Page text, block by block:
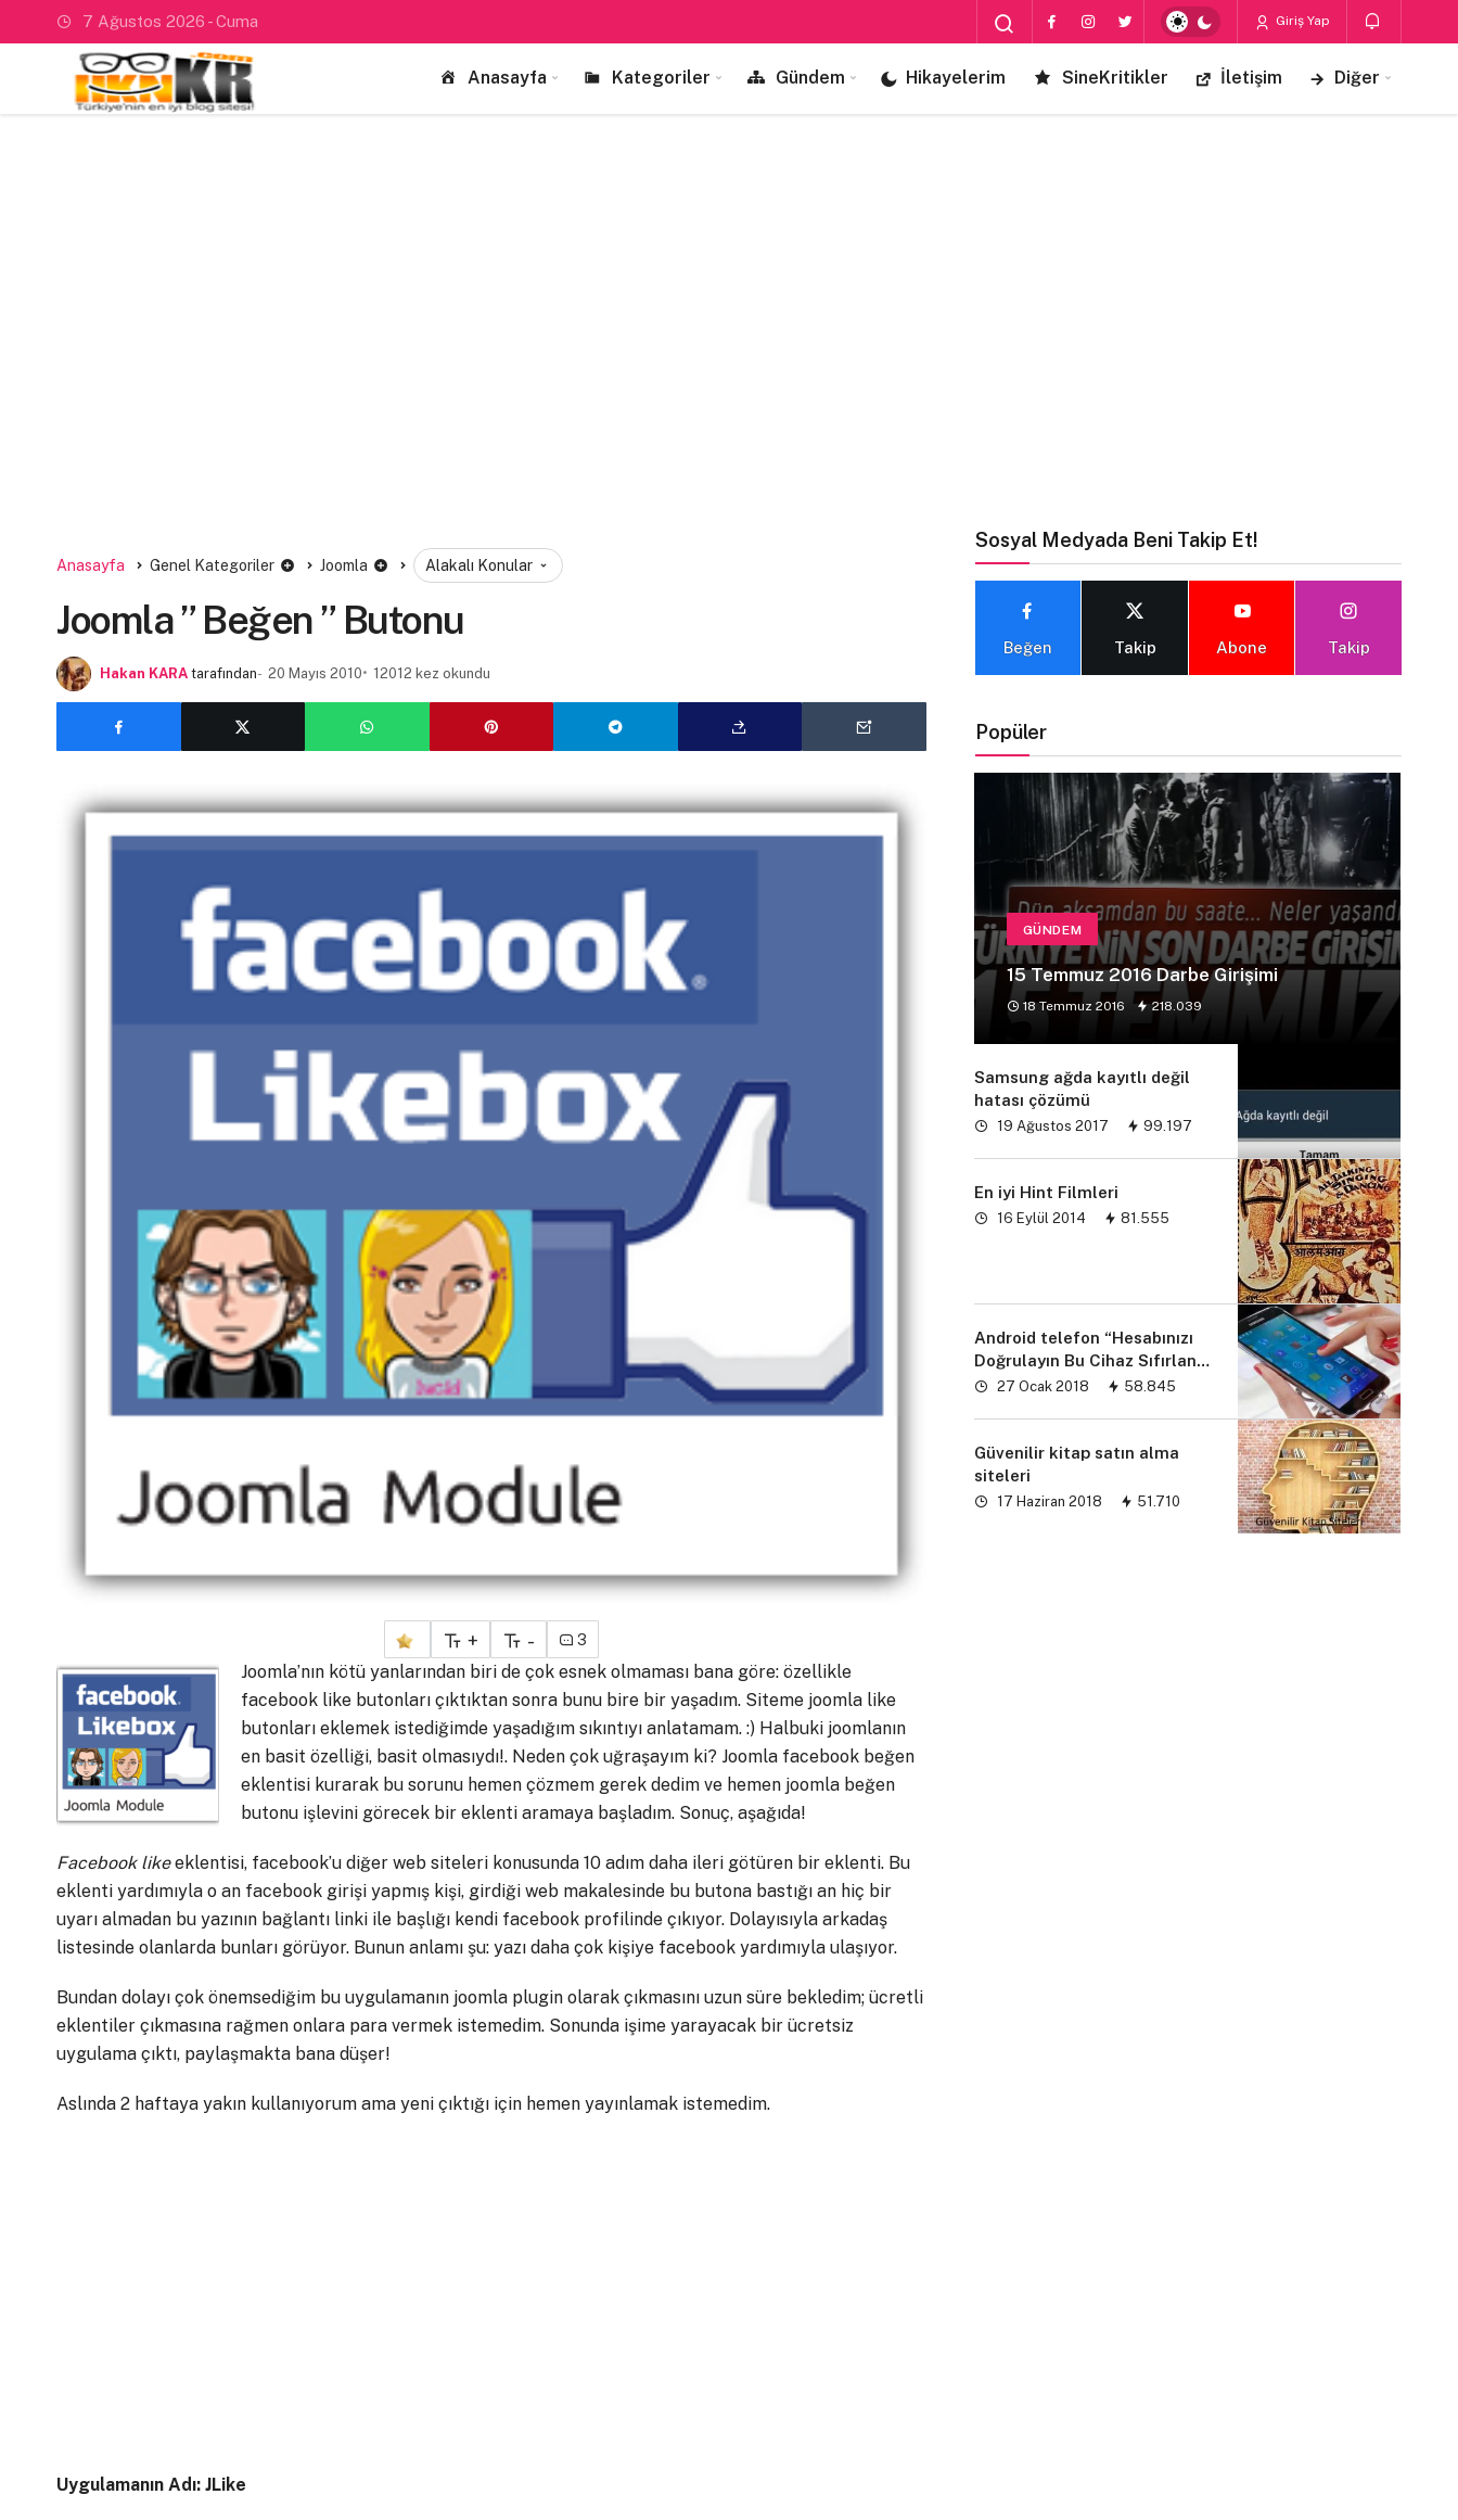
7 Ağustos 2026 - Cuma Giriş Yap
Anasayfa Kategoriler Gündem Hikayelerim SineKritikler İletişim Diğer
Anasayfa Genel Kategoriler Joomla Alakalı Konular
Joomla ” Beğen ” Butonu
Hakan KARA tarafından 20 Mayıs 2010 12012 kez okundu
+ - 3
Joomla’nın kötü yanlarından biri de çok esnek olmaması bana göre: özellikle
facebook like butonları çıktıktan sonra bunu bire bir yaşadım. Siteme joomla like
butonları eklemek istediğimde yaşadığım sıkıntıyı anlatamam. :) Halbuki joomlanın
en basit özelliği, basit olmasıydı!. Neden çok uğraşayım ki? Joomla facebook beğen
eklentisi kurarak bu sorunu hemen çözmem gerek dedim ve hemen joomla beğen
butonu işlevini görecek bir eklenti aramaya başladım. Sonuç, aşağıda!
Facebook likeeklentisi, facebook’u diğer web siteleri konusunda 10 adım daha ileri götüren bir eklenti. Bu
eklenti yardımıyla o an facebook girişi yapmış kişi, girdiği web makalesinde bu butona bastığı an hiç bir
uyarı almadan bu yazının bağlantı linki ile başlığı kendi facebook profilinde çıkıyor. Dolayısıyla arkadaş
listesinde olanlarda bunları görüyor. Bunun anlamı şu: yazı daha çok kişiye facebook yardımıyla ulaşıyor.
Bundan dolayı çok önemsediğim bu uygulamanın joomla plugin olarak çıkmasını uzun süre bekledim; ücretli
eklentiler çıkmasına rağmen onlara para vermek istemedim. Sonunda işime yarayacak bir ücretsiz
uygulama çıktı, paylaşmakta bana düşer!
Aslında 2 haftaya yakın kullanıyorum ama yeni çıktığı için hemen yayınlamak istemedim.
Uygulamanın Adı: JLike
Sosyal Medyada Beni Takip Et!
Beğen Takip Abone Takip
Popüler
GÜNDEM
15 Temmuz 2016 Darbe Girişimi
18 Temmuz 2016 218.039
Samsung ağda kayıtlı değil
hatası çözümü
19 Ağustos 2017 99.197
En iyi Hint Filmleri
16 Eylül 2014 81.555
Android telefon “Hesabınızı
Doğrulayın Bu Cihaz Sıfırlandı
sorunu” çözümü
27 Ocak 2018 58.845
Güvenilir kitap satın alma
siteleri
17 Haziran 2018 51.710